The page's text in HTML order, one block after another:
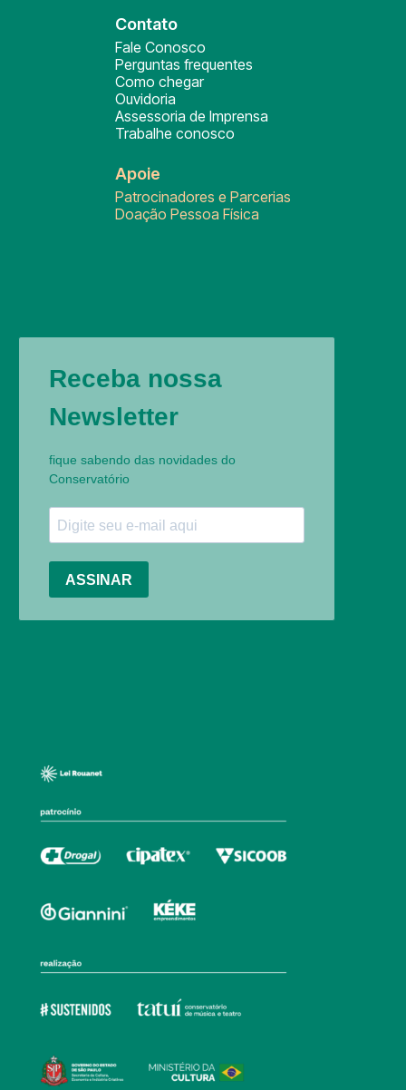
Contato
Fale Conosco
Perguntas frequentes
Como chegar
Ouvidoria
Assessoria de Imprensa
Trabalhe conosco
Apoie
Patrocinadores e Parcerias
Doação Pessoa Física